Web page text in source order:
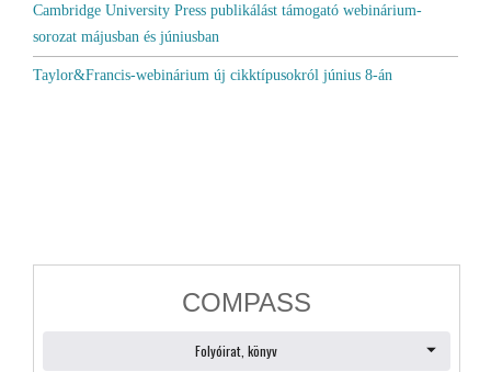
Cambridge University Press publikálást támogató webinárium-
sorozat májusban és júniusban
Taylor&Francis-webinárium új cikktípusokról június 8-án